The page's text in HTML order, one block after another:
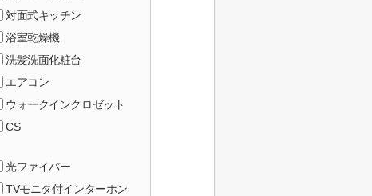
対面式キッチン
浴室乾燥機
洗髪洗面化粧台
エアコン
ウォークインクロゼット
CS
光ファイバー
TVモニタ付インターホン